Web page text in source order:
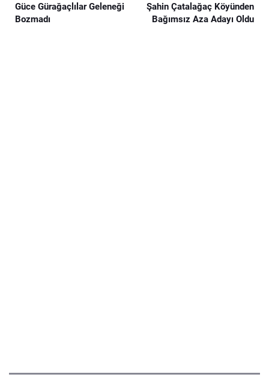
Güce Gürağaçlılar Geleneği
Bozmadı
Şahin Çatalağaç Köyünden
Bağımsız Aza Adayı Oldu